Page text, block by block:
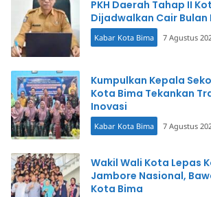
PKH Daerah Tahap II
Dijadwalkan Cair Bulan
Kabar Kota Bima 7 Agustus
Kumpulkan Kepala
Kota Bima Tekankan
Inovasi
Kabar Kota Bima 7 Agustus
Wakil Wali Kota Lepas
Jambore Nasional,
Kota Bima